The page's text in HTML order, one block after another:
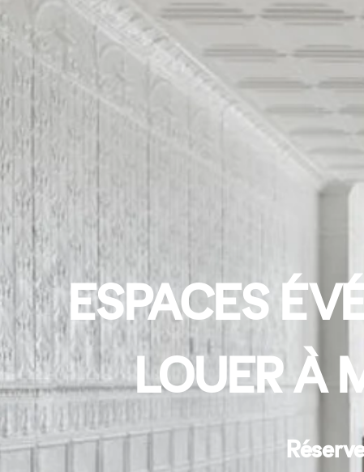
ESPACES
LOUER À